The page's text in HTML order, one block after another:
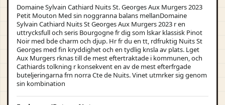
Domaine Sylvain Cathiard Nuits St. Georges Aux Murgers 2023
Petit Mouton Med sin noggranna balans mellanDomaine
Sylvain Cathiard Nuits St Georges Aux Murgers 2023 r en
uttrycksfull och seris Bourgogne fr dig som lskar klassisk Pinot
Noir med bde charm och djup. Hr fr du en tt, rdfruktig Nuits St
Georges med fin kryddighet och en tydlig knsla av plats. Lget
Aux Murgers rknas till de mest eftertraktade i kommunen, och
Cathiards tolkning r konsekvent en av de mest efterfrgade
buteljeringarna frn norra Cte de Nuits. Vinet utmrker sig genom
sin kombination